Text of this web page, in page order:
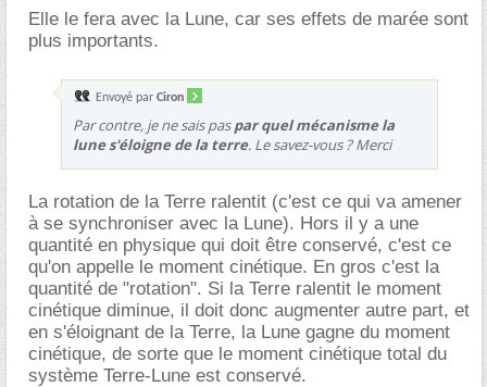
Elle le fera avec la Lune, car ses effets de marée sont
plus importants.
Envoyé par Ciron
Par contre, je ne sais paspar quel mécanisme la
lune s'éloigne de la terre. Le savez-vous ? Merci
La rotation de la Terre ralentit (c'est ce qui va amener
à se synchroniser avec la Lune). Hors il y a une
quantité en physique qui doit être conservé, c'est ce
qu'on appelle le moment cinétique. En gros c'est la
quantité de "rotation". Si la Terre ralentit le moment
cinétique diminue, il doit donc augmenter autre part, et
en s'éloignant de la Terre, la Lune gagne du moment
cinétique, de sorte que le moment cinétique total du
système Terre-Lune est conservé.